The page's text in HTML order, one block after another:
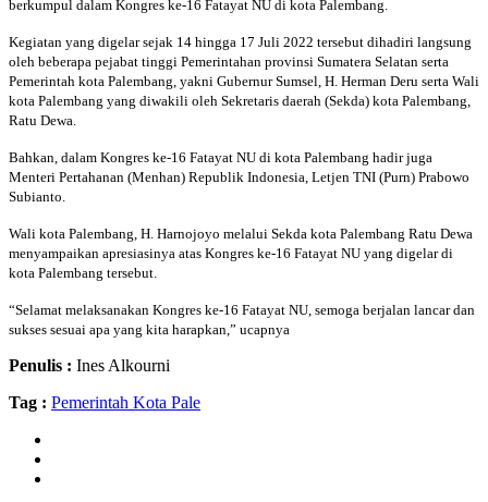
berkumpul dalam Kongres ke-16 Fatayat NU di kota Palembang.
Kegiatan yang digelar sejak 14 hingga 17 Juli 2022 tersebut dihadiri langsung
oleh beberapa pejabat tinggi Pemerintahan provinsi Sumatera Selatan serta
Pemerintah kota Palembang, yakni Gubernur Sumsel, H. Herman Deru serta Wali
kota Palembang yang diwakili oleh Sekretaris daerah (Sekda) kota Palembang,
Ratu Dewa.
Bahkan, dalam Kongres ke-16 Fatayat NU di kota Palembang hadir juga
Menteri Pertahanan (Menhan) Republik Indonesia, Letjen TNI (Purn) Prabowo
Subianto.
Wali kota Palembang, H. Harnojoyo melalui Sekda kota Palembang Ratu Dewa
menyampaikan apresiasinya atas Kongres ke-16 Fatayat NU yang digelar di
kota Palembang tersebut.
“Selamat melaksanakan Kongres ke-16 Fatayat NU, semoga berjalan lancar dan
sukses sesuai apa yang kita harapkan,” ucapnya
Penulis : Ines Alkourni
Tag : Pemerintah Kota Pale